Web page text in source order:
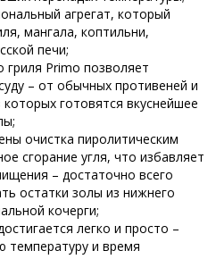
агрегат, который
мангала, коптильни,
печи;
гриля Primo позволяет
– от обычных противеней и
готовятся вкуснейшее
очистка пиролитическим
сгорание угля, что избавляет
– достаточно всего
остатки золы из нижнего
кочерги;
легко и просто –
температуру и время